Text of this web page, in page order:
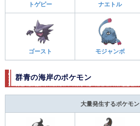
トゲピー ナエトル
ゴースト モジャンボ
群青の海岸のポケモン
大量発生するポケモン